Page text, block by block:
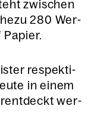
zwi­schen
280 Wer­
respek­ti­
in einem
wer­